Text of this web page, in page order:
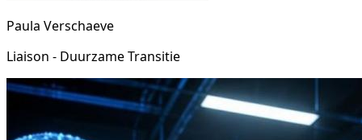
Paula Verschaeve
Liaison - Duurzame Transitie